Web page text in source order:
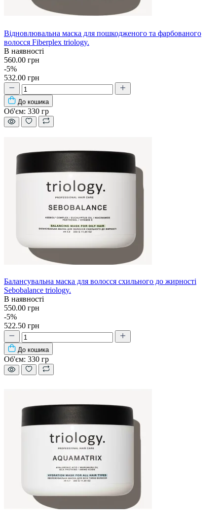
Відновлювальна маска для пошкодженого та фарбованого
волосся Fiberplex triology.
В наявності
560.00 грн
-5%
532.00 грн
До кошика
Об'єм: 330 гр
Балансувальна маска для волосся схильного до жирності
Sebobalance triology.
В наявності
550.00 грн
-5%
522.50 грн
До кошика
Об'єм: 330 гр